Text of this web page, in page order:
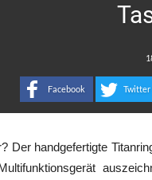
Facebook Twitter
Der handgefertigte